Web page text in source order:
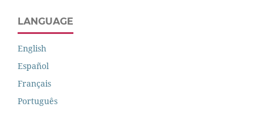
LANGUAGE
English
Español
Français
Português